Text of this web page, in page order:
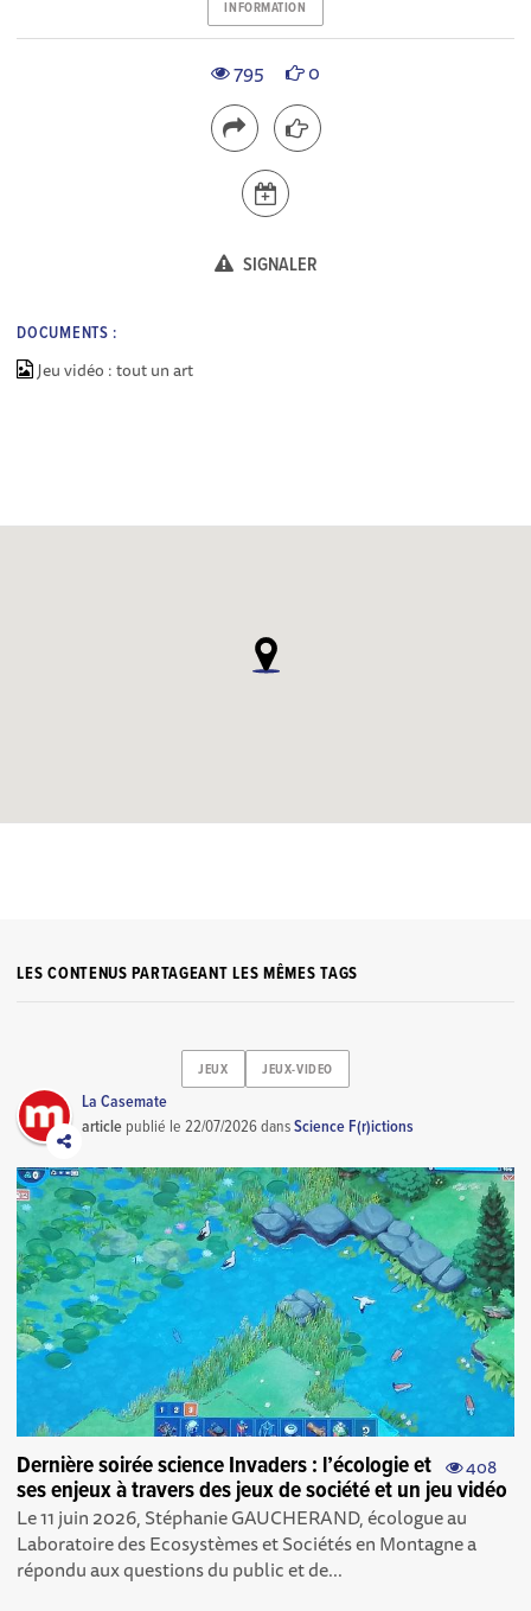
INFORMATION
795 0
SIGNALER
DOCUMENTS :
Jeu vidéo : tout un art
LES CONTENUS PARTAGEANT LES MÊMES TAGS
JEUX JEUX-VIDEO
La Casemate
article publié le22/07/2026dansScience F(r)ictions
408
Dernière soirée science Invaders : l’écologie et
ses enjeux à travers des jeux de société et un jeu vidéo
Le 11 juin 2026, Stéphanie GAUCHERAND, écologue au
Laboratoire des Ecosystèmes et Sociétés en Montagne a
répondu aux questions du public et de...